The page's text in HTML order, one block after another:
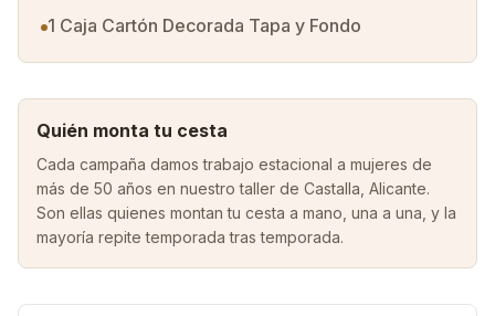
1 Caja Cartón Decorada Tapa y Fondo
Quién monta tu cesta
Cada campaña damos trabajo estacional a mujeres de
más de 50 años en nuestro taller de Castalla, Alicante.
Son ellas quienes montan tu cesta a mano, una a una, y la
mayoría repite temporada tras temporada.